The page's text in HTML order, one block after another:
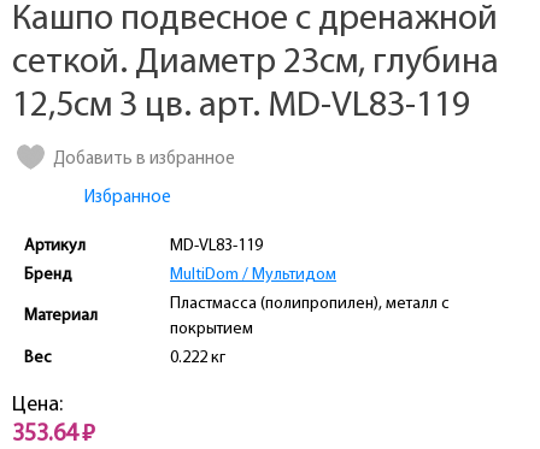
Кашпо подвесное с дренажной
сеткой. Диаметр 23см, глубина
12,5см 3 цв. арт. MD-VL83-119
Добавить в избранное
Избранное
Артикул
MD-VL83-119
Бренд
MultiDom / Мультидом
Материал
Пластмасса (полипропилен), металл с
покрытием
Вес
0.222 кг
Цена:
353.64 ₽